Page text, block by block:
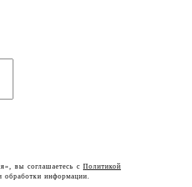
вы соглашаетесь с Политикой
обработки информации.